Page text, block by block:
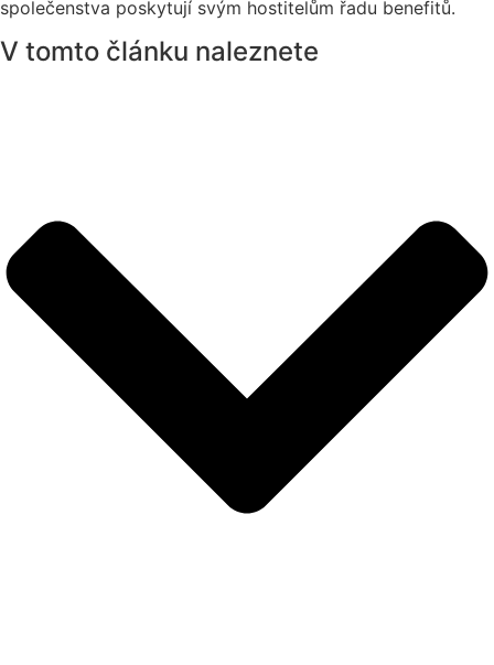
společenstva poskytují svým hostitelům řadu benefitů.
V tomto článku naleznete